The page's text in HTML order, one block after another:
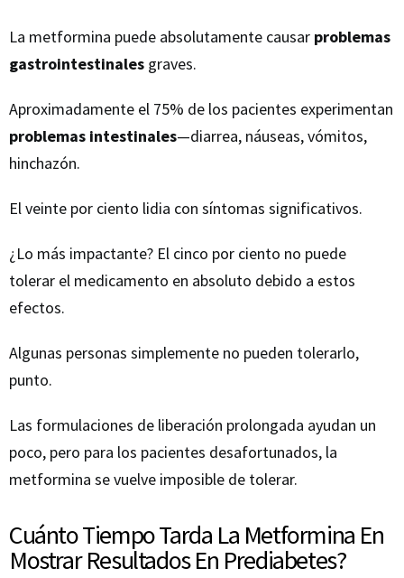
La metformina puede absolutamente causar problemas
gastrointestinales graves.
Aproximadamente el 75% de los pacientes experimentan
problemas intestinales—diarrea, náuseas, vómitos,
hinchazón.
El veinte por ciento lidia con síntomas significativos.
¿Lo más impactante? El cinco por ciento no puede
tolerar el medicamento en absoluto debido a estos
efectos.
Algunas personas simplemente no pueden tolerarlo,
punto.
Las formulaciones de liberación prolongada ayudan un
poco, pero para los pacientes desafortunados, la
metformina se vuelve imposible de tolerar.
Cuánto Tiempo Tarda La Metformina En
Mostrar Resultados En Prediabetes?